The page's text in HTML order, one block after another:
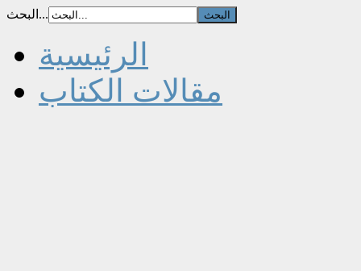
البحث...
الرئيسية
مقالات الكتاب